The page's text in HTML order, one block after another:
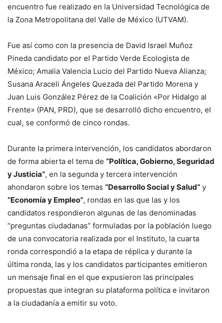
encuentro fue realizado en la Universidad Tecnológica de
la Zona Metropolitana del Valle de México (UTVAM).
Fue así como con la presencia de David Israel Muñoz
Pineda candidato por el Partido Verde Ecologista de
México; Amalia Valencia Lucio del Partido Nueva Alianza;
Susana Araceli Ángeles Quezada del Partido Morena y
Juan Luis González Pérez de la Coalición «Por Hidalgo al
Frente» (PAN, PRD), que se desarrolló dicho encuentro, el
cual, se conformó de cinco rondas.
Durante la primera intervención, los candidatos abordaron
de forma abierta el tema de “Política, Gobierno, Seguridad
y Justicia”, en la segunda y tercera intervención
ahondaron sobre los temas “Desarrollo Social y Salud” y
“Economía y Empleo”, rondas en las que las y los
candidatos respondieron algunas de las denominadas
“preguntas ciudadanas” formuladas por la población luego
de una convocatoria realizada por el Instituto, la cuarta
ronda correspondió a la etapa de réplica y durante la
última ronda, las y los candidatos participantes emitieron
un mensaje final en el que expusieron las principales
propuestas que integran su plataforma política e invitaron
a la ciudadanía a emitir su voto.